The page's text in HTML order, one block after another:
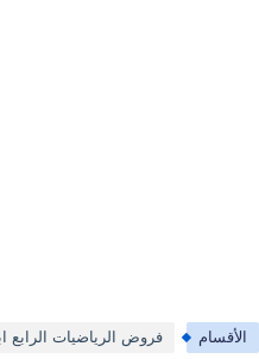
الأقسام فروض الرياضيات الرابع